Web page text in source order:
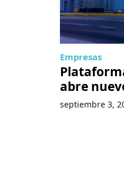
Empresas
abre
septiembre 3,